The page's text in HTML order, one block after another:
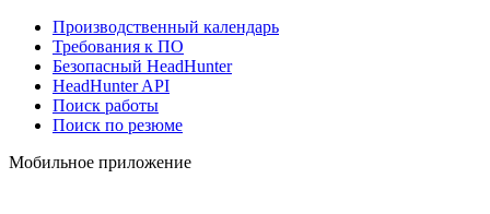
Производственный календарь
Требования к ПО
Безопасный HeadHunter
HeadHunter API
Поиск работы
Поиск по резюме
Мобильное приложение